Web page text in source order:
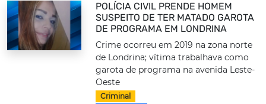
POLÍCIA CIVIL PRENDE HOMEM
SUSPEITO DE TER MATADO GAROTA
DE PROGRAMA EM LONDRINA
Crime ocorreu em 2019 na zona norte
de Londrina; vítima trabalhava como
garota de programa na avenida Leste-
Oeste
Criminal